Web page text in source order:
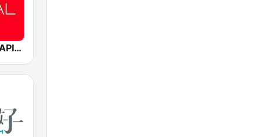
Mediacorp CAPITAL 958